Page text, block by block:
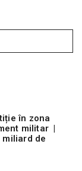
în zona
militar |
de